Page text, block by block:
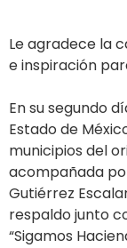
Le agradece la
e inspiración
En su segundo
Estado de
municipios del
acompañada
Gutiérrez
respaldo junto
“Sigamos